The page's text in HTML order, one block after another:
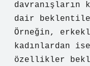
davranışların
dair
Örneğin,
kadınlardan
özellikler